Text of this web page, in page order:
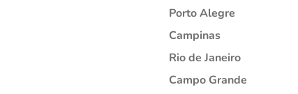
Porto Alegre
Campinas
Rio de Janeiro
Campo Grande